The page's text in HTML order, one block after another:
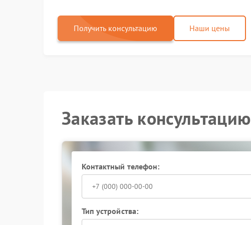
Получить консультацию Наши цены
Заказать консультацию
Контактный телефон:
Тип устройства: